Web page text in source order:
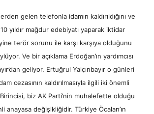
gelen telefonla idamın kaldırıldığını ve
yıldır mağdur edebiyatı yaparak iktidar
terör sorunu ile karşı karşıya olduğunu
Ve bir açıklama Erdoğan’ın yardımcısı
geliyor. Ertuğrul Yalçınbayır o günleri
cezasının kaldırılmasıyla ilgili iki önemli
biz AK Parti’nin muhalefette olduğu
anayasa değişikliğidir. Türkiye Öcalan’ın